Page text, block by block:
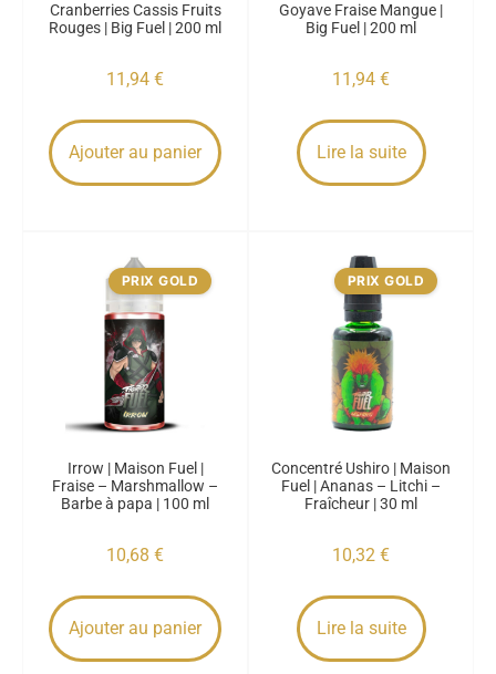
Cranberries Cassis Fruits
Rouges | Big Fuel | 200 ml
11,94 €
Ajouter au panier
Goyave Fraise Mangue |
Big Fuel | 200 ml
11,94 €
Lire la suite
PRIX GOLD
Irrow | Maison Fuel |
Fraise – Marshmallow –
Barbe à papa | 100 ml
10,68 €
Ajouter au panier
PRIX GOLD
Concentré Ushiro | Maison
Fuel | Ananas – Litchi –
Fraîcheur | 30 ml
10,32 €
Lire la suite